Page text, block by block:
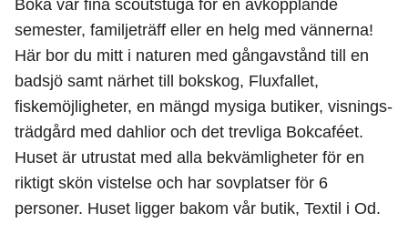
Boka vår fina scoutstuga för en avkopplande
semester, familjeträff eller en helg med vännerna!
Här bor du mitt i naturen med gångavstånd till en
badsjö samt närhet till bokskog, Fluxfallet,
fiskemöjligheter, en mängd mysiga butiker, visnings-
trädgård med dahlior och det trevliga Bokcaféet.
Huset är utrustat med alla bekvämligheter för en
riktigt skön vistelse och har sovplatser för 6
personer. Huset ligger bakom vår butik, Textil i Od.